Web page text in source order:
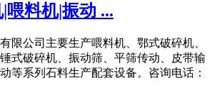
喂料机|振动 ...
限公司主要生产喂料机、鄂式破碎机、
式破碎机、振动筛、平筛传动、皮带输
等系列石料生产配套设备。咨询电话：